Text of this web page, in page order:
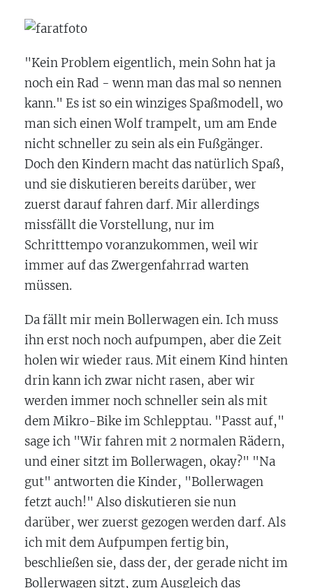
"Kein Problem eigentlich, mein Sohn hat ja
noch ein Rad - wenn man das mal so nennen
kann." Es ist so ein winziges Spaßmodell, wo
man sich einen Wolf trampelt, um am Ende
nicht schneller zu sein als ein Fußgänger.
Doch den Kindern macht das natürlich Spaß,
und sie diskutieren bereits darüber, wer
zuerst darauf fahren darf. Mir allerdings
missfällt die Vorstellung, nur im
Schritttempo voranzukommen, weil wir
immer auf das Zwergenfahrrad warten
müssen.
Da fällt mir mein Bollerwagen ein. Ich muss
ihn erst noch noch aufpumpen, aber die Zeit
holen wir wieder raus. Mit einem Kind hinten
drin kann ich zwar nicht rasen, aber wir
werden immer noch schneller sein als mit
dem Mikro-Bike im Schlepptau. "Passt auf,"
sage ich "Wir fahren mit 2 normalen Rädern,
und einer sitzt im Bollerwagen, okay?" "Na
gut" antworten die Kinder, "Bollerwagen
fetzt auch!" Also diskutieren sie nun
darüber, wer zuerst gezogen werden darf. Als
ich mit dem Aufpumpen fertig bin,
beschließen sie, dass der, der gerade nicht im
Bollerwagen sitzt, zum Ausgleich das